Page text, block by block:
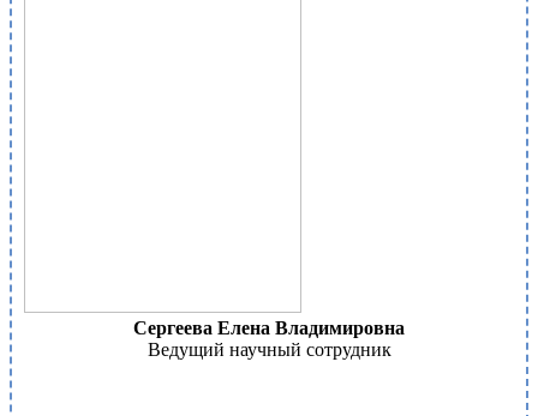
Сергеева Елена Владимировна
Ведущий научный сотрудник